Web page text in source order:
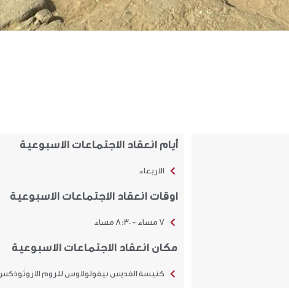
أيام انعقاد الاجتماعات الاسبوعية
الاربعاء
اوقات انعقاد الاجتماعات الاسبوعية
7 مساء - 8:30 مساء
مكان انعقاد الاجتماعات الاسبوعية
كنيسة القديس نيقولولاوس للروم